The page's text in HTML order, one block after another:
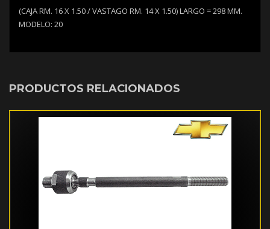
(CAJA RM. 16 X 1.50 / VASTAGO RM. 14 X 1.50) LARGO = 298 MM.
MODELO: 20
PRODUCTOS RELACIONADOS